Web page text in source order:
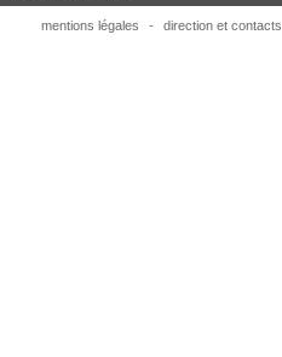
mentions légales - direction et contacts